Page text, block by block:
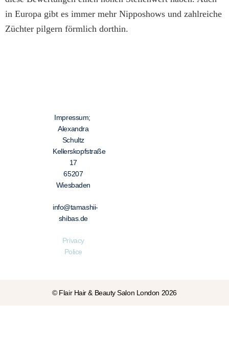
in Europa gibt es immer mehr Nipposhows und zahlreiche
Züchter pilgern förmlich dorthin.
Impressum;
Alexandra
Schultz
Kellerskopfstraße
17
65207
Wiesbaden
info@tamashii-
shibas.de
Privacy
Police
© Flair Hair & Beauty Salon London 2026